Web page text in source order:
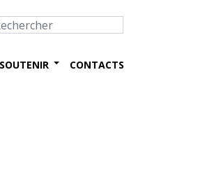
CONTACTS